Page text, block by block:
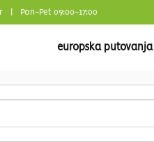
| Pon-Pet 09:00-17:00
europska putovanja